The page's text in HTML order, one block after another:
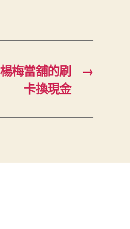
→
梅當舖的刷
卡換現金